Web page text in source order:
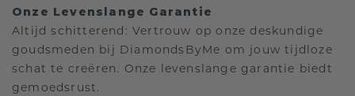
Onze Levenslange Garantie
Altijd schitterend: Vertrouw op onze deskundige
goudsmeden bij DiamondsByMe om jouw tijdloze
schat te creëren. Onze levenslange garantie biedt
gemoedsrust.